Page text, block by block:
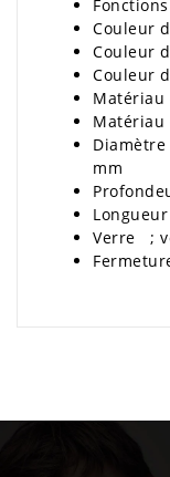
Couleur
Couleur
Couleur
mm
Verre ;